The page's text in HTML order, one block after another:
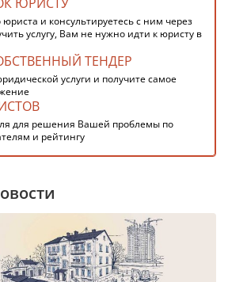
и консультируетесь с ним через
услугу, Вам не нужно идти к юристу в
ТЕНДЕР
услуги и получите самое
для решения Вашей проблемы по
и рейтингу